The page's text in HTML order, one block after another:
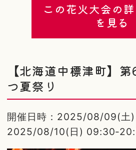
この花火大会の
を見る
【北海道中標津町】
つ夏祭り
開催日時：2025/08/09(土)
2025/08/10(日) 09:30-